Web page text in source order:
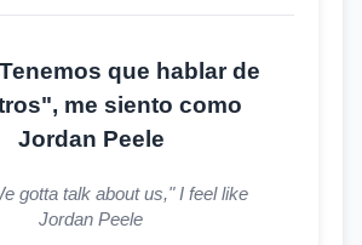
que hablar de
me siento como
Jordan Peele
gotta talk about us," I feel like
Jordan Peele